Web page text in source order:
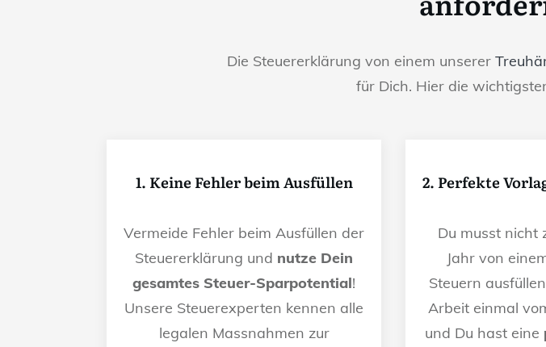
Die Steuererklärung von einem unserer
für Dich. Hier die
1. Keine Fehler beim Ausfüllen
Vermeide Fehler beim Ausfüllen der
Steuererklärung und nutze Dein
gesamtes Steuer-Sparpotential!
Unsere Steuerexperten kennen alle
legalen Massnahmen zur
2. Perfekte
Du musst nicht
Jahr von
Steuern
Arbeit einmal
und Du hast eine